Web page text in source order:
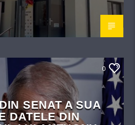
0
SENAT A SUA
DATELE DIN